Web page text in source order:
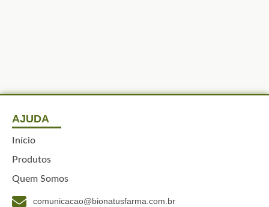
AJUDA
Início
Produtos
Quem Somos
comunicacao@bionatusfarma.com.br